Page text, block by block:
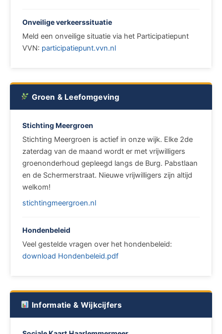
Onveilige verkeerssituatie
Meld een onveilige situatie via het Participatiepunt
VVN: participatiepunt.vvn.nl
Groen & Leefomgeving
Stichting Meergroen
Stichting Meergroen is actief in onze wijk. Elke 2de
zaterdag van de maand wordt er met vrijwilligers
groenonderhoud gepleegd langs de Burg. Pabstlaan
en de Schermerstraat. Nieuwe vrijwilligers zijn altijd
welkom!
stichtingmeergroen.nl
Hondenbeleid
Veel gestelde vragen over het hondenbeleid:
download Hondenbeleid.pdf
Informatie & Wijkcijfers